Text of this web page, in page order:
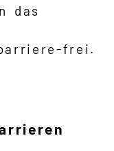
das
frei.